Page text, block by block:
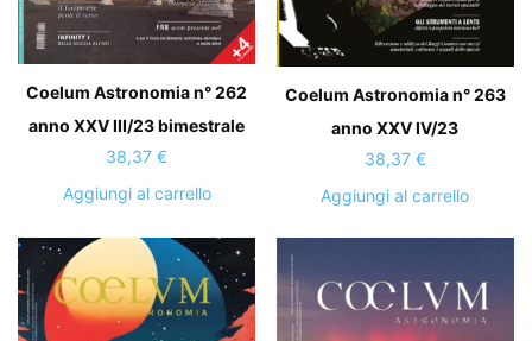
Coelum Astronomia n° 262
anno XXV III/23 bimestrale
38,37€
Aggiungi al carrello
Coelum Astronomia n° 263
anno XXV IV/23
38,37 €
Aggiungi al carrello